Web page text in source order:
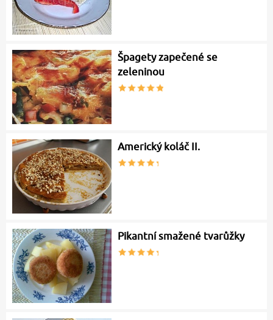
Špagety zapečené se
zeleninou
Americký koláč II.
Pikantní smažené tvarůžky